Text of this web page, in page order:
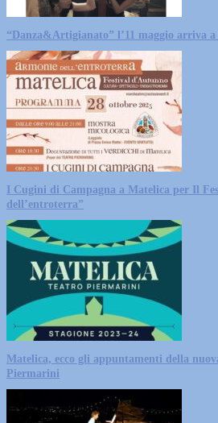
“Danza&Artigianato” l’11 maggio arriva
I Cugini di Campagna a Matelica per Il
dell’entroterra”
Matelica, ecco gli appuntamenti della
Piermarini